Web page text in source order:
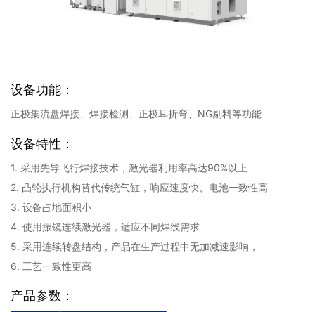
设备功能：
正极集流盘焊接、焊接检测、正极耳折弯、NG剔料等功能
设备特性：
1. 采用先导飞行焊接技术，激光器利用率高达90%以上
2. 凸轮执行机构替代传统气缸，响应速度快、电池一致性高
3. 设备占地面积小
4. 使用振镜连续激光器，适应不同焊线需求
5. 采用连续转盘结构，产品在生产过程中无加减速影响，
6. 工艺一致性更高
产品参数：